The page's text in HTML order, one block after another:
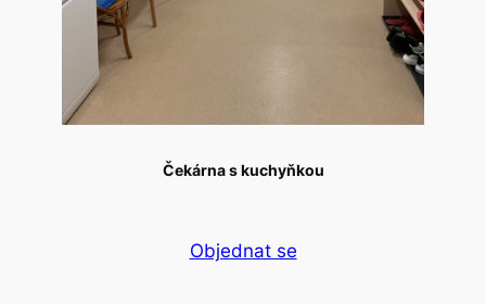
Čekárna s kuchyňkou
Objednat se